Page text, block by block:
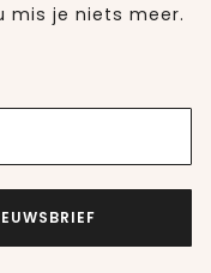
mis je niets meer.